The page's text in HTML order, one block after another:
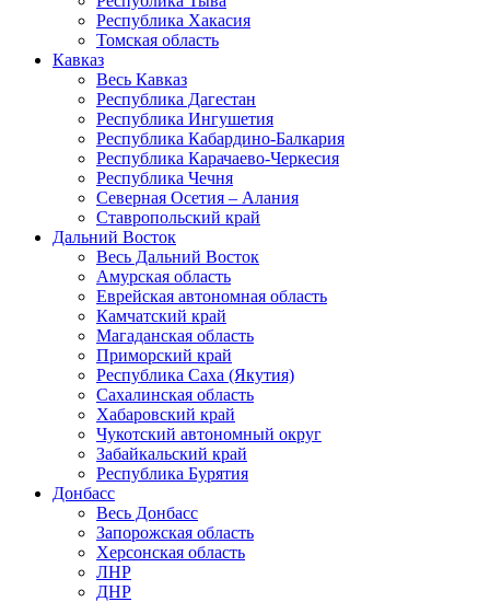
Республика Хакасия
Томская область
Кавказ
Весь Кавказ
Республика Дагестан
Республика Ингушетия
Республика Кабардино-Балкария
Республика Карачаево-Черкесия
Республика Чечня
Северная Осетия – Алания
Ставропольский край
Дальний Восток
Весь Дальний Восток
Амурская область
Еврейская автономная область
Камчатский край
Магаданская область
Приморский край
Республика Саха (Якутия)
Сахалинская область
Хабаровский край
Чукотский автономный округ
Забайкальский край
Республика Бурятия
Донбасс
Весь Донбасс
Запорожская область
Херсонская область
ЛНР
ДНР